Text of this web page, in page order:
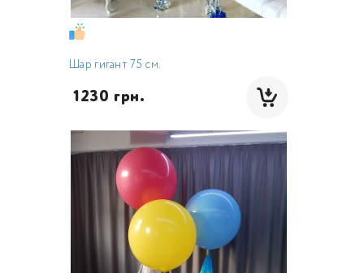
Шар гигант 75 см.
1230 грн.